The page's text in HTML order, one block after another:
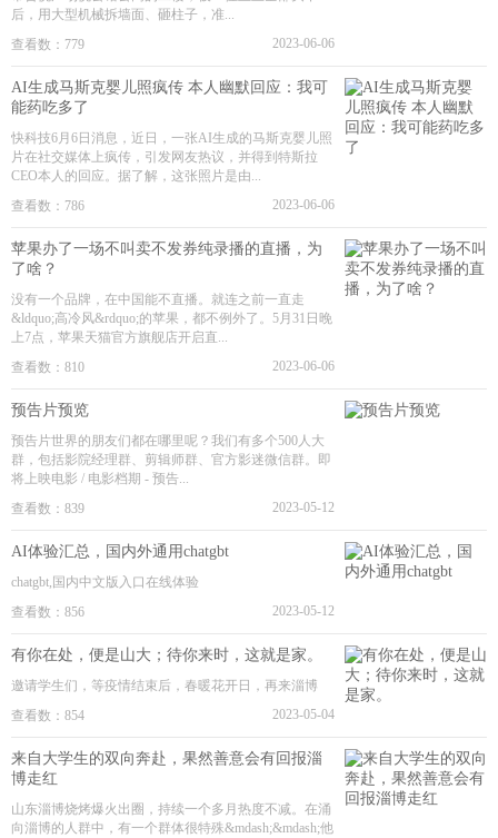
后，用大型机械拆墙面、砸柱子，准...
查看数：779
2023-06-06
AI生成马斯克婴儿照疯传 本人幽默回应：我可
能药吃多了
快科技6月6日消息，近日，一张AI生成的马斯克婴儿照
片在社交媒体上疯传，引发网友热议，并得到特斯拉
CEO本人的回应。据了解，这张照片是由...
查看数：786
2023-06-06
苹果办了一场不叫卖不发券纯录播的直播，为
了啥？
没有一个品牌，在中国能不直播。就连之前一直走
&ldquo;高冷风&rdquo;的苹果，都不例外了。5月31日晚
上7点，苹果天猫官方旗舰店开启直...
查看数：810
2023-06-06
预告片预览
预告片世界的朋友们都在哪里呢？我们有多个500人大
群，包括影院经理群、剪辑师群、官方影迷微信群。即
将上映电影 / 电影档期 - 预告...
查看数：839
2023-05-12
AI体验汇总，国内外通用chatgbt
chatgbt,国内中文版入口在线体验
查看数：856
2023-05-12
有你在处，便是山大；待你来时，这就是家。
邀请学生们，等疫情结束后，春暖花开日，再来淄博
查看数：854
2023-05-04
来自大学生的双向奔赴，果然善意会有回报淄
博走红
山东淄博烧烤爆火出圈，持续一个多月热度不减。在涌
向淄博的人群中，有一个群体很特殊&mdash;&mdash;他